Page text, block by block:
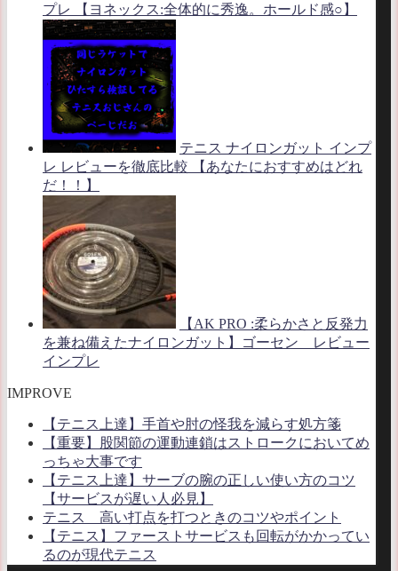
プレ 【ヨネックス:全体的に秀逸。ホールド感○】
テニス ナイロンガット インプ
レ レビューを徹底比較 【あなたにおすすめはどれ
だ！！】
【AK PRO :柔らかさと反発力
を兼ね備えたナイロンガット】ゴーセン レビュー
インプレ
IMPROVE
【テニス上達】手首や肘の怪我を減らす処方箋
【重要】股関節の運動連鎖はストロークにおいてめ
っちゃ大事です
【テニス上達】サーブの腕の正しい使い方のコツ
【サービスが遅い人必見】
テニス 高い打点を打つときのコツやポイント
【テニス】ファーストサービスも回転がかかってい
るのが現代テニス